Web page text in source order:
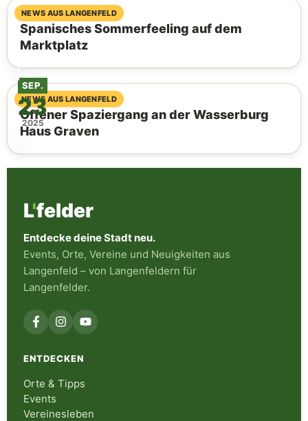
SEP.
23
2025
NEWS AUS LANGENFELD
06. August 2026
Spanisches Sommerfeeling auf dem
Marktplatz
NEWS AUS LANGENFELD
04. August 2026
Offener Spaziergang an der Wasserburg
Haus Graven
L'felder
Entdecke deine Stadt neu.
Events, Orte, Vereine und Neuigkeiten aus
Langenfeld – von Langenfeldern für
Langenfelder.
ENTDECKEN
Orte & Tipps
Events
Vereinesleben